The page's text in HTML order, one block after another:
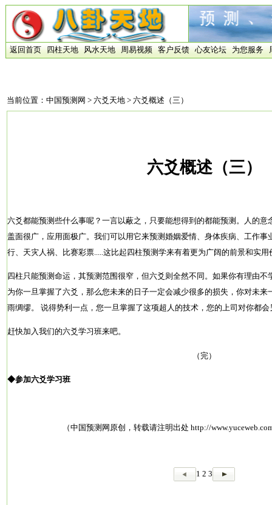
返回首页 四柱天地 风水天地 周易视频 客户反馈 心友论坛 为您服务
当前位置： 中国预测网 > 六爻天地 > 六爻概述（三）
六爻概述（三）
六爻都能预测些什么事呢？一言以蔽之，只要能想得到的都能预测。人的
盖面很广，应用面极广。我们可以用它来预测婚姻爱情、身体疾病、工作事
行、天灾人祸、比赛彩票.....这比起四柱预测学来有着更为广阔的前景和实用
四柱只能预测命运，其预测范围很窄，但六爻则全然不同。如果你有理由
为你一旦掌握了六爻，那么您未来的日子一定会减少很多的损失，你对未
雨绸缪。 说得势利一点，您一旦掌握了这项超人的技术，您的上司对你都
赶快加入我们的六爻学习班来吧。
（完）
◆参加六爻学习班
（中国预测网原创，转载请注明出处 http://
1 2 3